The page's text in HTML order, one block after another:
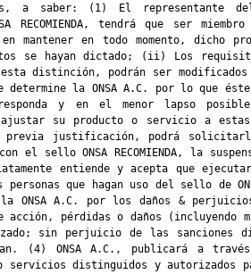
a saber: (1) El representante
tendrá que ser
en mantener en todo momento, dicho
se hayan dictado; (ii) Los
distinción, podrán ser modificados
determine la ONSA A.C. por lo que
y en el menor lapso
su producto o servicio a estas
previa justificación, podrá
sello ONSA RECOMIENDA, la
entiende y acepta que
que hagan uso del sello de ONSA
ONSA A.C. por los daños &
acción, pérdidas o daños (incluyendo
sin perjuicio de las sanciones
(4) ONSA A.C., publicará a
o servicios distinguidos y autorizados